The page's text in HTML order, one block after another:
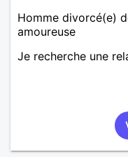
Homme divorcé(e)
amoureuse
Je recherche une